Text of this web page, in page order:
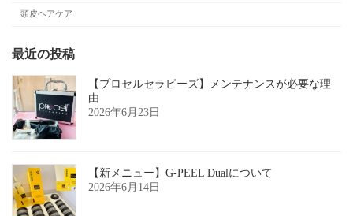
頭皮ヘアケア
最近の投稿
【プロセルセラピーズ】メンテナンスが必要な理
由
2026年6月23日
【新メニュー】G-PEEL Dualについて
2026年6月14日